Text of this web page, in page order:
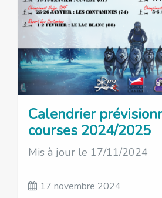
Calendrier
courses 2024/2025
Mis à jour le 17/11/2024
17 novembre 2024